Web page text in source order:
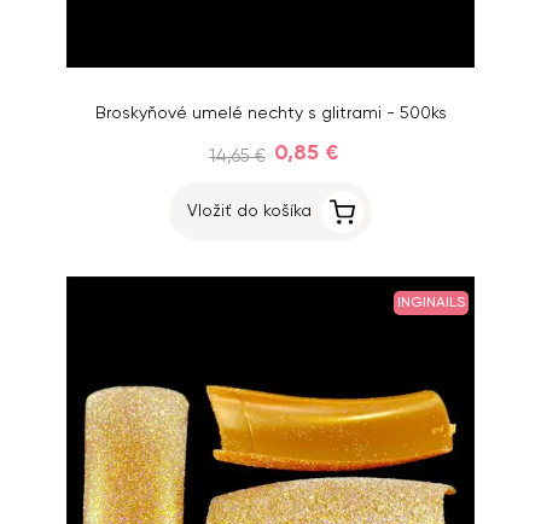
Broskyňové umelé nechty s glitrami - 500ks
14,65 € 0,85 €
Vložiť do košíka
INGINAILS